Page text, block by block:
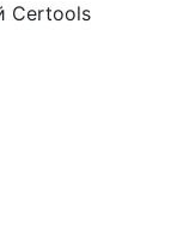
Certools